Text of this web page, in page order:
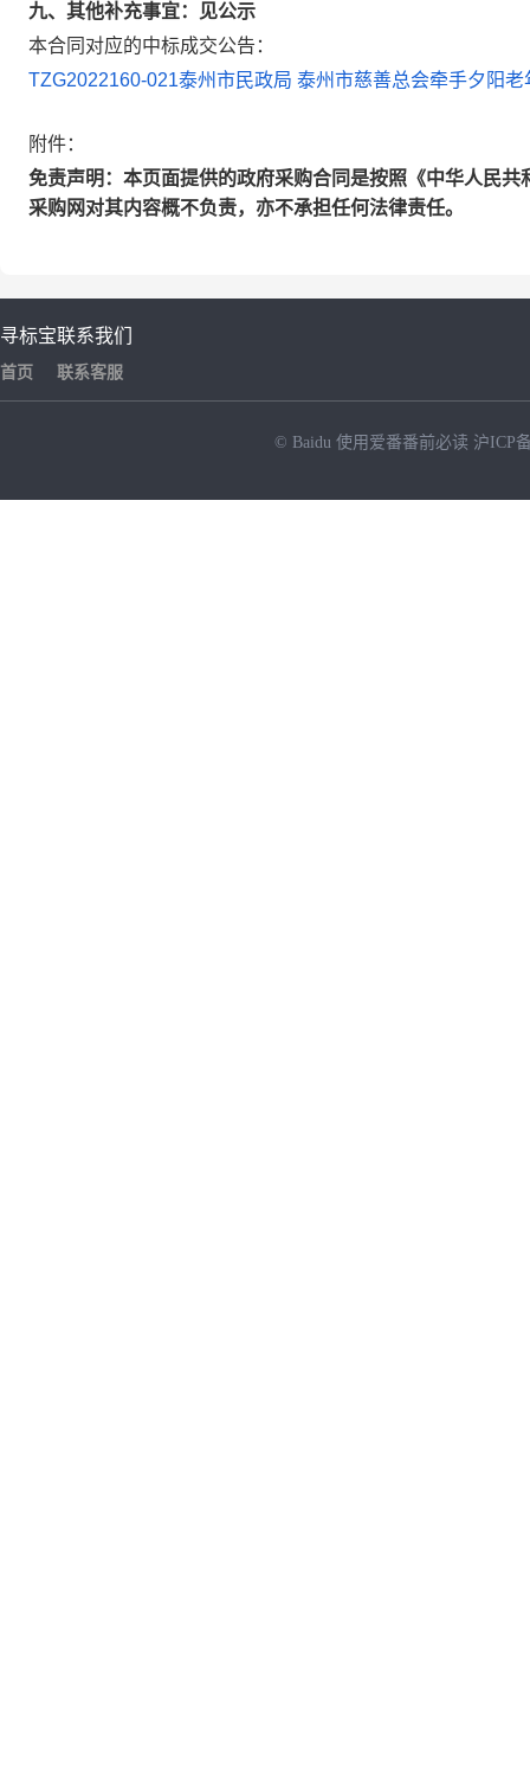
九、其他补充事宜：见公示
本合同对应的中标成交公告：
TZG2022160-021泰州市民政局 泰州市慈善总会牵手夕阳
附件：
免责声明：本页面提供的政府采购合同是按照《中华人民
采购网对其内容概不负责，亦不承担任何法律责任。
寻标宝
首页
联系我们
联系客服
© Baidu 使用爱番番前必读 沪ICP